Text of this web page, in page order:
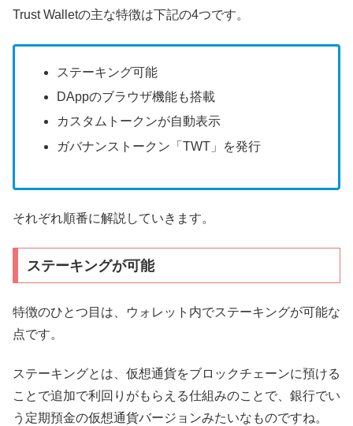
Trust Walletの主な特徴は下記の4つです。
ステーキング可能
DAppのブラウザ機能も搭載
カスタムトークンが自動表示
ガバナンストークン「TWT」を発行
それぞれ順番に解説していきます。
ステーキングが可能
特徴のひとつ目は、ウォレット内でステーキングが可能な
点です。
ステーキングとは、仮想通貨をブロックチェーンに預ける
ことで追加で利回りがもらえる仕組みのことで、銀行でい
う定期預金の仮想通貨バージョンみたいなものですね。